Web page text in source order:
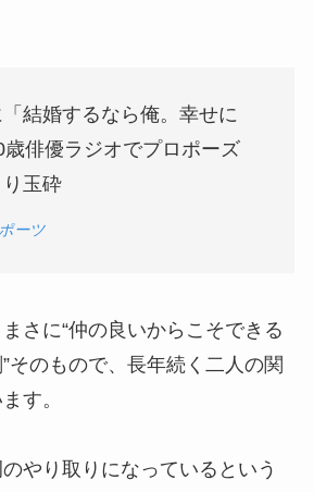
結婚するなら俺。幸せに
俳優ラジオでプロポーズ
玉砕
ーツ
さに“仲の良いからこそできる
そのもので、長年続く二人の関
す。
やり取りになっているという